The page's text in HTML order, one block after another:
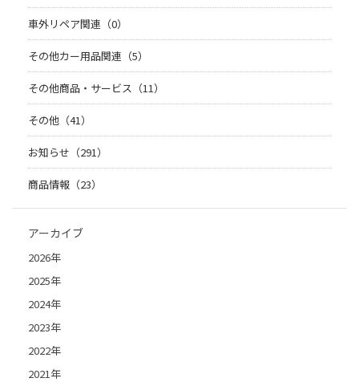
車外リペア関連（0）
その他カー用品関連（5）
その他商品・サービス（11）
その他（41）
お知らせ（291）
商品情報（23）
アーカイブ
2026年
2025年
2024年
2023年
2022年
2021年